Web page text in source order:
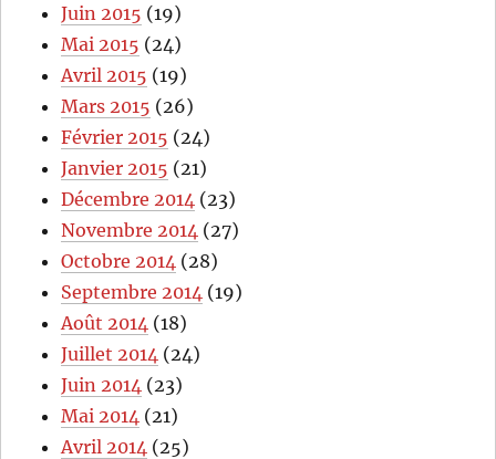
Juin 2015 (19)
Mai 2015 (24)
Avril 2015 (19)
Mars 2015 (26)
Février 2015 (24)
Janvier 2015 (21)
Décembre 2014 (23)
Novembre 2014 (27)
Octobre 2014 (28)
Septembre 2014 (19)
Août 2014 (18)
Juillet 2014 (24)
Juin 2014 (23)
Mai 2014 (21)
Avril 2014 (25)